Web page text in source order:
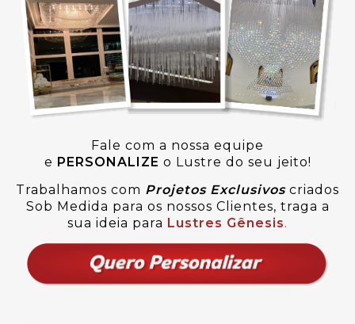
Fale com a nossa equipe
e PERSONALIZE o Lustre do seu jeito!
Trabalhamos com Projetos Exclusivoscriados
Sob Medida para os nossos Clientes, traga a
sua ideia para Lustres Gênesis.